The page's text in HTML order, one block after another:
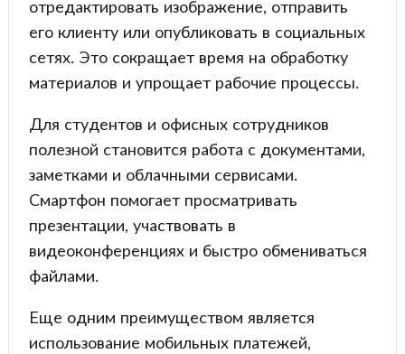
отредактировать изображение, отправить
его клиенту или опубликовать в социальных
сетях. Это сокращает время на обработку
материалов и упрощает рабочие процессы.
Для студентов и офисных сотрудников
полезной становится работа с документами,
заметками и облачными сервисами.
Смартфон помогает просматривать
презентации, участвовать в
видеоконференциях и быстро обмениваться
файлами.
Еще одним преимуществом является
использование мобильных платежей,